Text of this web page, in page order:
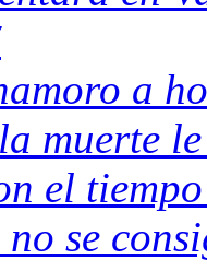
a
muerte
el
no se